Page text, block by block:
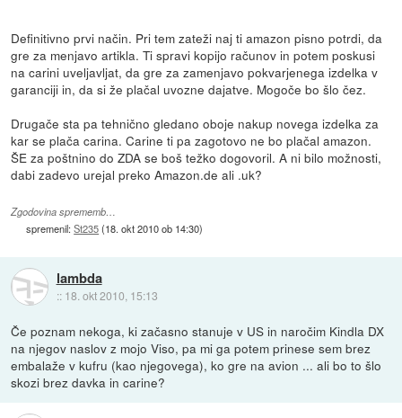
Definitivno prvi način. Pri tem zateži naj ti amazon pisno potrdi, da
gre za menjavo artikla. Ti spravi kopijo računov in potem poskusi
na carini uveljavljat, da gre za zamenjavo pokvarjenega izdelka v
garanciji in, da si že plačal uvozne dajatve. Mogoče bo šlo čez.
Drugače sta pa tehnično gledano oboje nakup novega izdelka za
kar se plača carina. Carine ti pa zagotovo ne bo plačal amazon.
ŠE za poštnino do ZDA se boš težko dogovoril. A ni bilo možnosti,
dabi zadevo urejal preko Amazon.de ali .uk?
Zgodovina sprememb…
spremenil:St235(18. okt 2010 ob 14:30)
lambda
:: 18. okt 2010, 15:13
Če poznam nekoga, ki začasno stanuje v US in naročim Kindla DX
na njegov naslov z mojo Viso, pa mi ga potem prinese sem brez
embalaže v kufru (kao njegovega), ko gre na avion ... ali bo to šlo
skozi brez davka in carine?